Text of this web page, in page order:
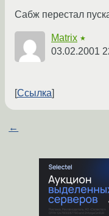
Сабж перестал
Matrix ★
03.02.2001
Ссылка
←